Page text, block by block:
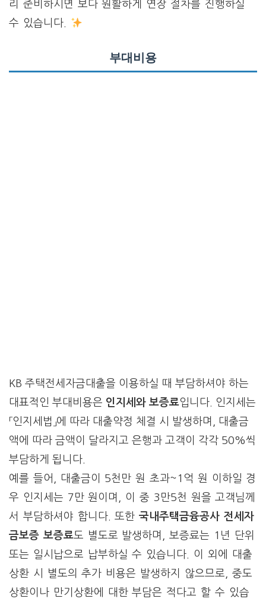
리 준비하시면 보다 원활하게 연장 절차를 진행하실
수 있습니다.
부대비용
KB 주택전세자금대출을 이용하실 때 부담하셔야 하는
대표적인 부대비용은 인지세와 보증료입니다. 인지세는
「인지세법」에 따라 대출약정 체결 시 발생하며, 대출금
액에 따라 금액이 달라지고 은행과 고객이 각각 50%씩
부담하게 됩니다.
예를 들어, 대출금이 5천만 원 초과~1억 원 이하일 경
우 인지세는 7만 원이며, 이 중 3만5천 원을 고객님께
서 부담하셔야 합니다. 또한국내주택금융공사 전세자
금보증 보증료도 별도로 발생하며, 보증료는 1년 단위
또는 일시납으로 납부하실 수 있습니다. 이 외에 대출
상환 시 별도의 추가 비용은 발생하지 않으므로, 중도
상환이나 만기상환에 대한 부담은 적다고 할 수 있습